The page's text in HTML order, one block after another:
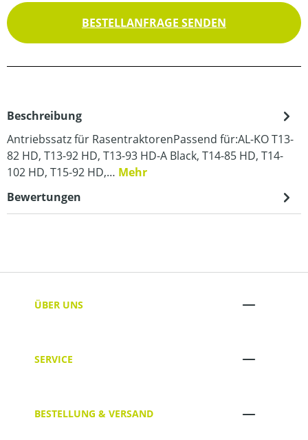
BESTELLANFRAGE SENDEN
Beschreibung
Antriebssatz für RasentraktorenPassend für:AL-KO T13-
82 HD, T13-92 HD, T13-93 HD-A Black, T14-85 HD, T14-
102 HD, T15-92 HD,… Mehr
Bewertungen
ÜBER UNS
SERVICE
BESTELLUNG & VERSAND